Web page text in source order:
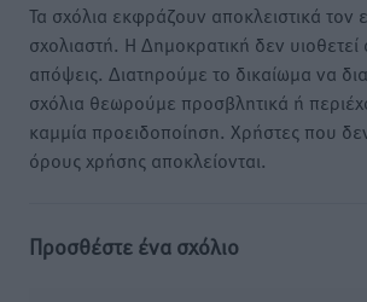
Τα σχόλια εκφράζουν αποκλειστικά τον
σχολιαστή. Η Δημοκρατική δεν υιοθετεί
απόψεις. Διατηρούμε το δικαίωμα να
σχόλια θεωρούμε προσβλητικά ή
καμμία προειδοποίηση. Χρήστες που
όρους χρήσης αποκλείονται.
Προσθέστε ένα σχόλιο